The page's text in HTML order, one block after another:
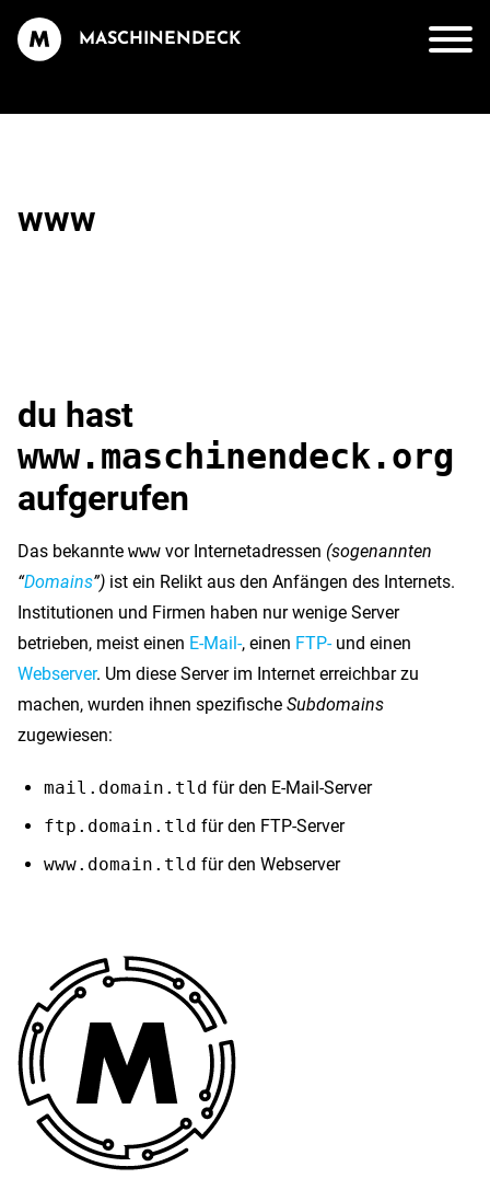
MASCHINENDECK
www
du hast
www.maschinendeck.org
aufgerufen
Das bekannte www vor Internetadressen (sogenannten
“Domains”) ist ein Relikt aus den Anfängen des Internets.
Institutionen und Firmen haben nur wenige Server
betrieben, meist einen E-Mail-, einen FTP-und einen
Webserver. Um diese Server im Internet erreichbar zu
machen, wurden ihnen spezifische Subdomains
zugewiesen:
mail.domain.tld für den E-Mail-Server
ftp.domain.tld für den FTP-Server
www.domain.tld für den Webserver